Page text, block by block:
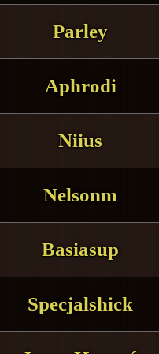
Parley
Aphrodi
Niius
Nelsonm
Basiasup
Specjalshick